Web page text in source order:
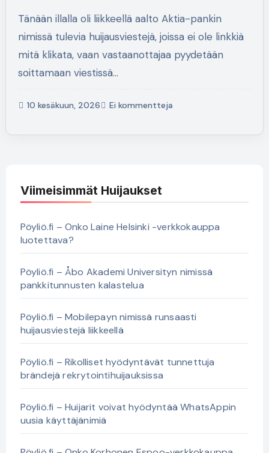
Tänään illalla oli liikkeellä aalto Aktia-pankin
nimissä tulevia huijausviestejä, joissa ei ole linkkiä
mitä klikata, vaan vastaanottajaa pyydetään
soittamaan viestissä…
10 kesäkuun, 2026 Ei kommentteja
Viimeisimmät Huijaukset
Pöyliö.fi – Onko Laine Helsinki -verkkokauppa
luotettava?
Pöyliö.fi – Åbo Akademi Universityn nimissä
pankkitunnusten kalastelua
Pöyliö.fi – Mobilepayn nimissä runsaasti
huijausviestejä liikkeellä
Pöyliö.fi – Rikolliset hyödyntävät tunnettuja
brändejä rekrytointihuijauksissa
Pöyliö.fi – Huijarit voivat hyödyntää WhatsAppin
uusia käyttäjänimiä